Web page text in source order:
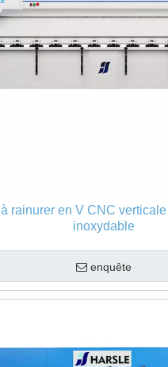
rainurer en V CNC
inoxydable
enquête